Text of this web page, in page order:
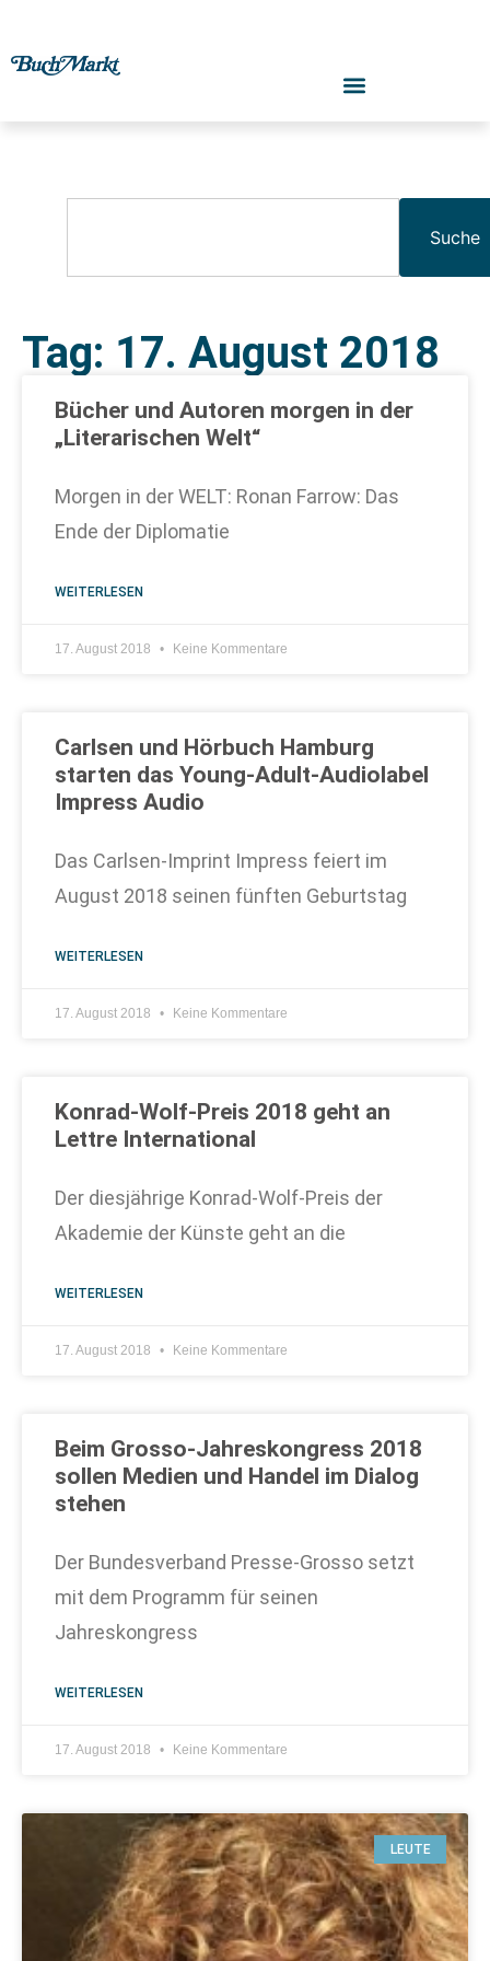
Suche
Tag: 17. August 2018
Bücher und Autoren morgen in der
„Literarischen Welt“
Morgen in der WELT: Ronan Farrow: Das
Ende der Diplomatie
WEITERLESEN
17. August 2018 Keine Kommentare
Carlsen und Hörbuch Hamburg
starten das Young-Adult-Audiolabel
Impress Audio
Das Carlsen-Imprint Impress feiert im
August 2018 seinen fünften Geburtstag
WEITERLESEN
17. August 2018 Keine Kommentare
Konrad-Wolf-Preis 2018 geht an
Lettre International
Der diesjährige Konrad-Wolf-Preis der
Akademie der Künste geht an die
WEITERLESEN
17. August 2018 Keine Kommentare
Beim Grosso-Jahreskongress 2018
sollen Medien und Handel im Dialog
stehen
Der Bundesverband Presse-Grosso setzt
mit dem Programm für seinen
Jahreskongress
WEITERLESEN
17. August 2018 Keine Kommentare
LEUTE